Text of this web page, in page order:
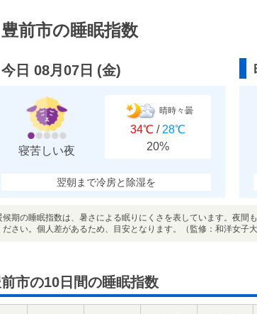
豊前市の睡眠指数
今日 08月07日 (金)
寝苦しい夜
晴時々曇
34℃ / 28℃
20%
翌朝まで冷房と除湿を
候期の睡眠指数は、暑さによる眠りにくさを表しています。夜間
ださい。個人差があるため、目安となります。（監修：和洋女
市の10日間の睡眠指数